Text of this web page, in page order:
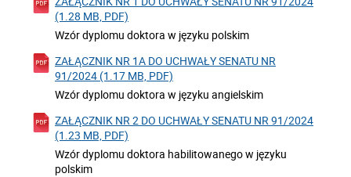
(1.28 MB, PDF)
Wzór dyplomu doktora w języku polskim
ZAŁĄCZNIK NR 1A DO UCHWAŁY SENATU NR
91/2024 (1.17 MB, PDF)
Wzór dyplomu doktora w języku angielskim
ZAŁĄCZNIK NR 2 DO UCHWAŁY SENATU NR 91/2024
(1.23 MB, PDF)
Wzór dyplomu doktora habilitowanego w języku
polskim